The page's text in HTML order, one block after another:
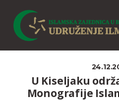
U Kiseljaku
Monografije